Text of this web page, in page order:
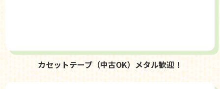
カセットテープ（中古OK）メタル歓迎！